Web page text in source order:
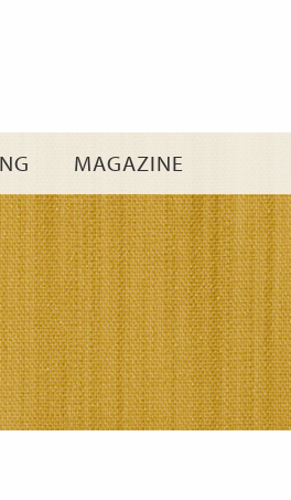
MAGAZINE